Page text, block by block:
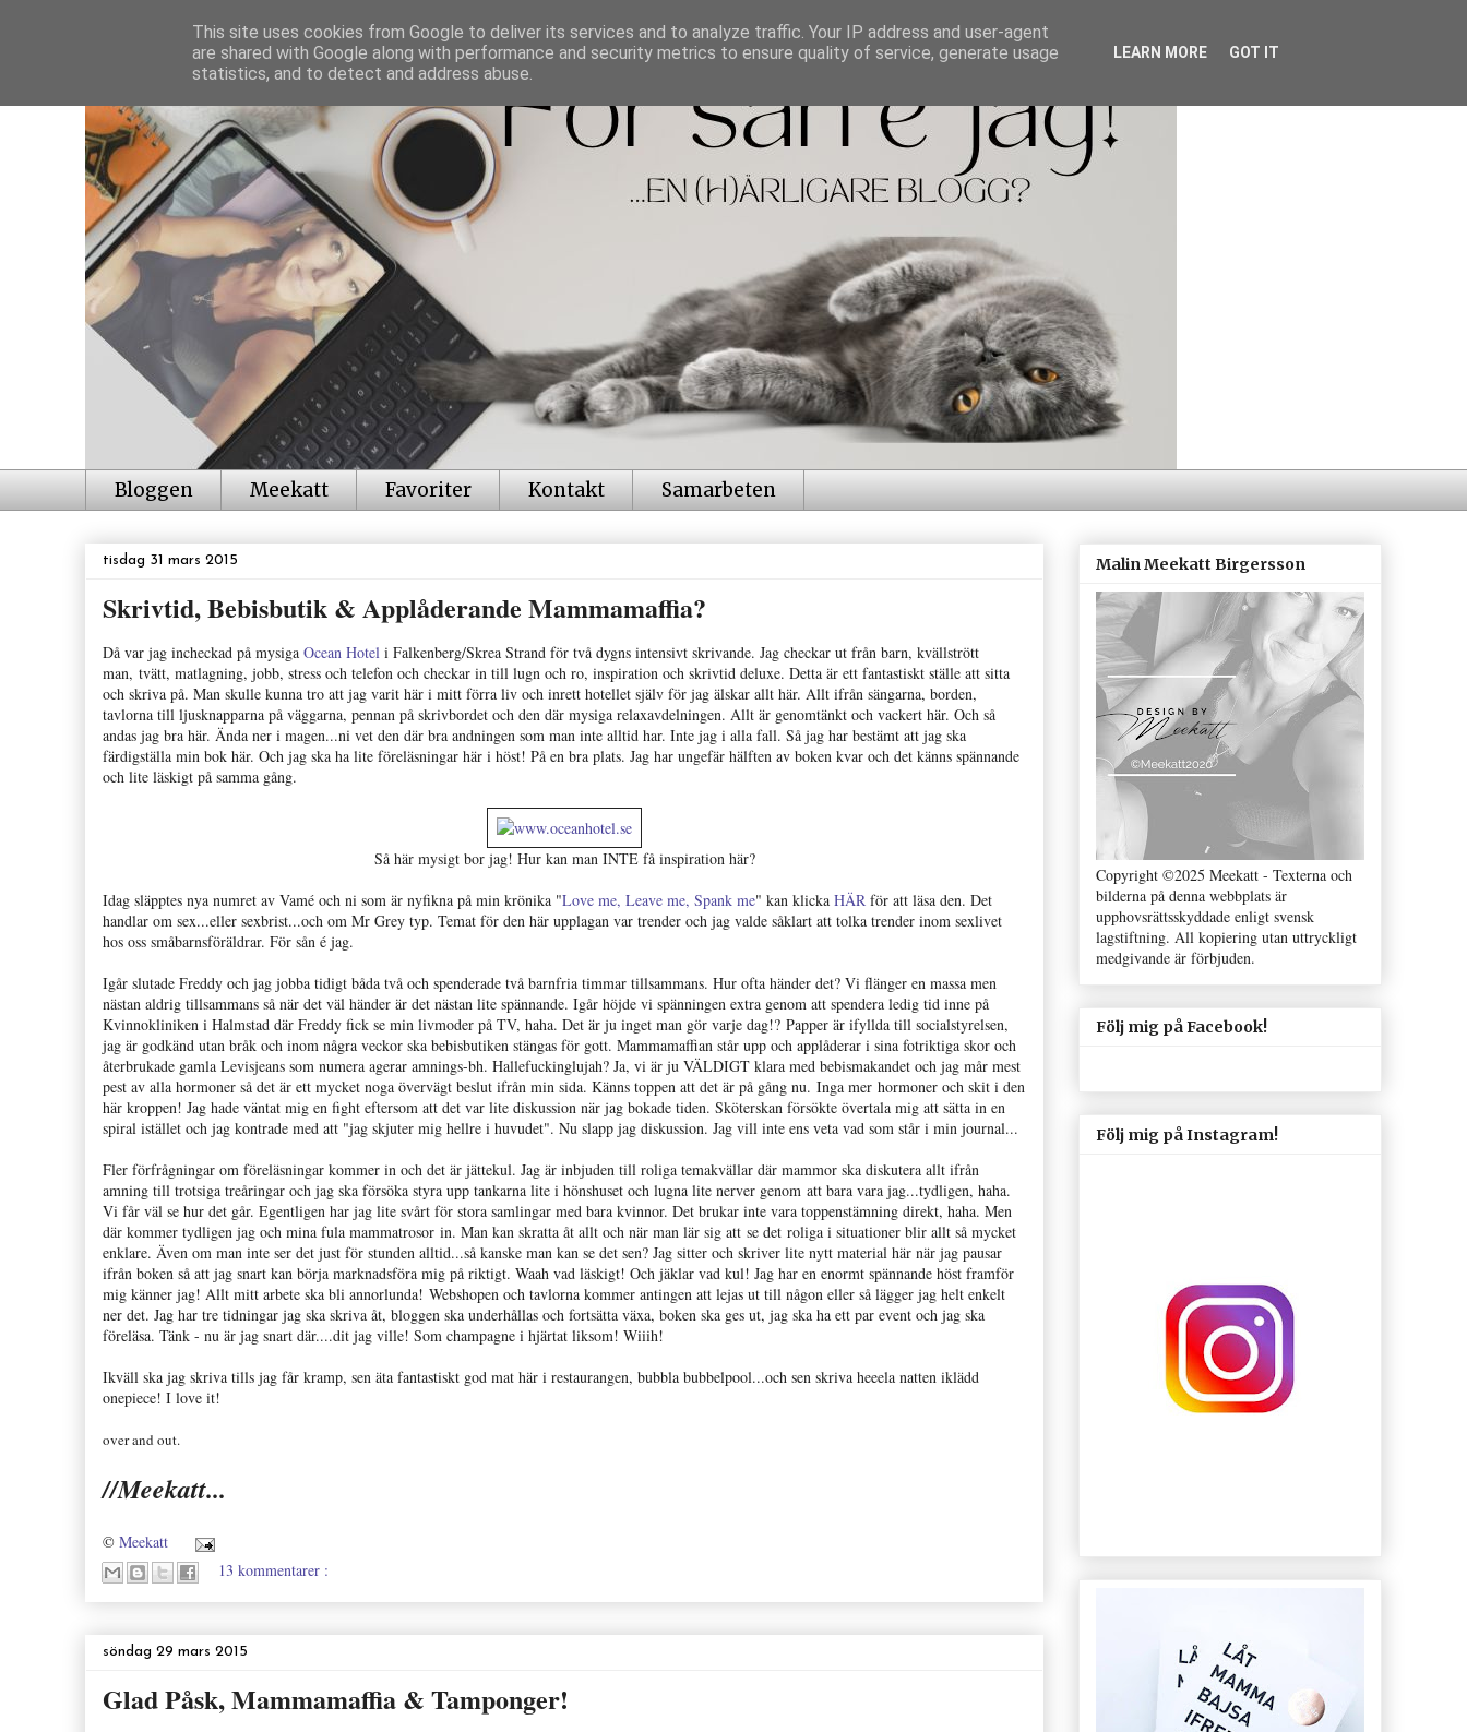
Bloggen Meekatt Favoriter Kontakt Samarbeten
tisdag 31 mars 2015
Skrivtid, Bebisbutik & Applåderande Mammamaffia?
Då var jag incheckad på mysiga Ocean Hotel i Falkenberg/Skrea Strand för två dygns intensivt skrivande. Jag checkar ut från barn, kvällstrött
man, tvätt, matlagning, jobb, stress och telefon och checkar in till lugn och ro, inspiration och skrivtid deluxe. Detta är ett fantastiskt ställe att sitta
och skriva på. Man skulle kunna tro att jag varit här i mitt förra liv och inrett hotellet själv för jag älskar allt här. Allt ifrån sängarna, borden,
tavlorna till ljusknapparna på väggarna, pennan på skrivbordet och den där mysiga relaxavdelningen. Allt är genomtänkt och vackert här. Och så
andas jag bra här. Ända ner i magen...ni vet den där bra andningen som man inte alltid har. Inte jag i alla fall. Så jag har bestämt att jag ska
färdigställa min bok här. Och jag ska ha lite föreläsningar här i höst! På en bra plats. Jag har ungefär hälften av boken kvar och det känns spännande
och lite läskigt på samma gång.
Så här mysigt bor jag! Hur kan man INTE få inspiration här?
Idag släpptes nya numret av Vamé och ni som är nyfikna på min krönika "Love me, Leave me, Spank me" kan klicka HÄR för att läsa den. Det
handlar om sex...eller sexbrist...och om Mr Grey typ. Temat för den här upplagan var trender och jag valde såklart att tolka trender inom sexlivet
hos oss småbarnsföräldrar. För sån é jag.
Igår slutade Freddy och jag jobba tidigt båda två och spenderade två barnfria timmar tillsammans. Hur ofta händer det? Vi flänger en massa men
nästan aldrig tillsammans så när det väl händer är det nästan lite spännande. Igår höjde vi spänningen extra genom att spendera ledig tid inne på
Kvinnokliniken i Halmstad där Freddy fick se min livmoder på TV, haha. Det är ju inget man gör varje dag!? Papper är ifyllda till socialstyrelsen,
jag är godkänd utan bråk och inom några veckor ska bebisbutiken stängas för gott. Mammamaffian står upp och applåderar i sina fotriktiga skor och
återbrukade gamla Levisjeans som numera agerar amnings-bh. Hallefuckinglujah? Ja, vi är ju VÄLDIGT klara med bebismakandet och jag mår mest
pest av alla hormoner så det är ett mycket noga övervägt beslut ifrån min sida. Känns toppen att det är på gång nu. Inga mer hormoner och skit i den
här kroppen! Jag hade väntat mig en fight eftersom att det var lite diskussion när jag bokade tiden. Sköterskan försökte övertala mig att sätta in en
spiral istället och jag kontrade med att "jag skjuter mig hellre i huvudet". Nu slapp jag diskussion. Jag vill inte ens veta vad som står i min journal...
Fler förfrågningar om föreläsningar kommer in och det är jättekul. Jag är inbjuden till roliga temakvällar där mammor ska diskutera allt ifrån
amning till trotsiga treåringar och jag ska försöka styra upp tankarna lite i hönshuset och lugna lite nerver genom att bara vara jag...tydligen, haha.
Vi får väl se hur det går. Egentligen har jag lite svårt för stora samlingar med bara kvinnor. Det brukar inte vara toppenstämning direkt, haha. Men
där kommer tydligen jag och mina fula mammatrosor in. Man kan skratta åt allt och när man lär sig att se det roliga i situationer blir allt så mycket
enklare. Även om man inte ser det just för stunden alltid...så kanske man kan se det sen? Jag sitter och skriver lite nytt material här när jag pausar
ifrån boken så att jag snart kan börja marknadsföra mig på riktigt. Waah vad läskigt! Och jäklar vad kul! Jag har en enormt spännande höst framför
mig känner jag! Allt mitt arbete ska bli annorlunda! Webshopen och tavlorna kommer antingen att lejas ut till någon eller så lägger jag helt enkelt
ner det. Jag har tre tidningar jag ska skriva åt, bloggen ska underhållas och fortsätta växa, boken ska ges ut, jag ska ha ett par event och jag ska
föreläsa. Tänk - nu är jag snart där....dit jag ville! Som champagne i hjärtat liksom! Wiiih!
Ikväll ska jag skriva tills jag får kramp, sen äta fantastiskt god mat här i restaurangen, bubbla bubbelpool...och sen skriva heeela natten iklädd
onepiece! I love it!
over and out.
//Meekatt...
© Meekatt
13 kommentarer :
söndag 29 mars 2015
Glad Påsk, Mammamaffia & Tamponger!
Malin Meekatt Birgersson
Copyright ©2025 Meekatt - Texterna och
bilderna på denna webbplats är
upphovsrättsskyddade enligt svensk
lagstiftning. All kopiering utan uttryckligt
medgivande är förbjuden.
Följ mig på Facebook!
Följ mig på Instagram!
This site uses cookies from Google to deliver its services and to analyze traffic. Your IP address and user-agent
are shared with Google along with performance and security metrics to ensure quality of service, generate usage
statistics, and to detect and address abuse.
LEARN MORE GOT IT